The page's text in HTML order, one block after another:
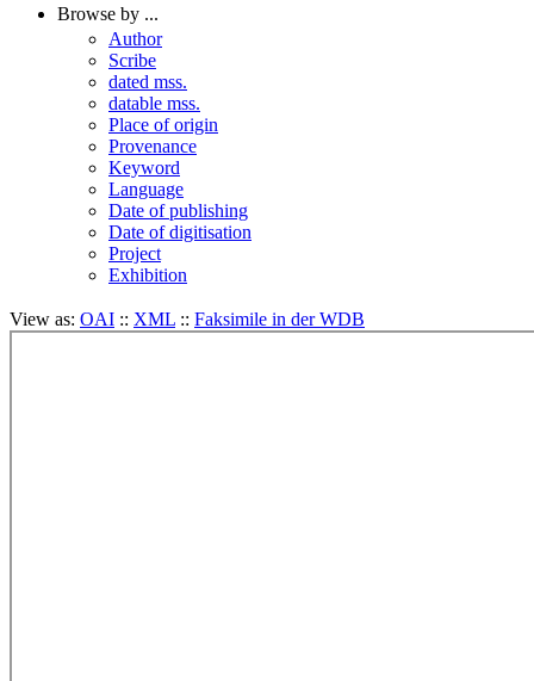
Browse by ...
Author
Scribe
dated mss.
datable mss.
Place of origin
Provenance
Keyword
Language
Date of publishing
Date of digitisation
Project
Exhibition
View as: OAI :: XML :: Faksimile in der WDB